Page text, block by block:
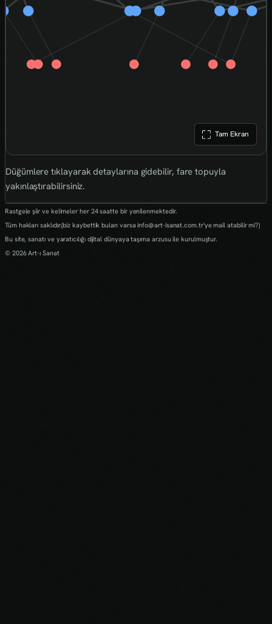
Tam Ekran
Düğümlere tıklayarak detaylarına gidebilir, fare topuyla
yakınlaştırabilirsiniz.
Rastgele şiir ve kelimeler her 24 saatte bir yenilenmektedir.
Tüm hakları saklıdır.(biz kaybettik bulan varsa info@art-isanat.com.tr'ye mail atabilir mi?)
Bu site, sanatı ve yaratıcılığı dijital dünyaya taşıma arzusu ile kurulmuştur.
© 2026 Art-ı Sanat